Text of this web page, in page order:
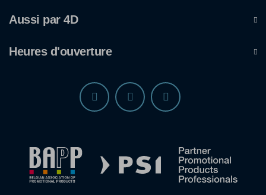
Aussi par 4D
Heures d'ouverture